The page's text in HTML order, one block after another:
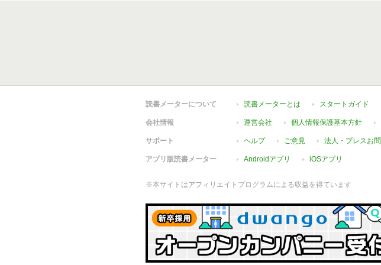
読書メーターについて 読書メーターとは スタートガイド
会社情報 運営会社 個人情報保護基本方針
サポート ヘルプ ご意見 法人・プレスお
アプリ版読書メーター Androidアプリ iOSアプリ
※本サイトはアフィリエイトプログラムによる収益を得ています